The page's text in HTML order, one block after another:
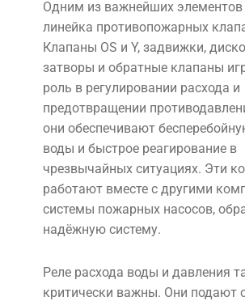
Одним из важнейших элементов
линейка противопожарных
Клапаны OS и Y, задвижки,
затворы и обратные клапаны
роль в регулировании расхода и
предотвращении
они обеспечивают
воды и быстрое реагирование в
чрезвычайных ситуациях. Эти
работают вместе с другими
системы пожарных насосов,
надёжную систему.
Реле расхода воды и давления
критически важны. Они подают